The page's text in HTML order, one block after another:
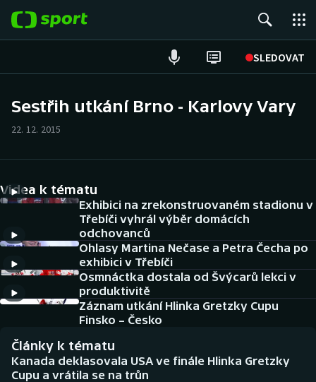
SLEDOVAT
Hokej
Tenis
Atletika
DALŠÍ SPORTY
Americký fotbal
Baseball a softbal
Basketbal
NEPŘEHLÉDNĚTE
Historické návraty
Sestřih utkání Brno - Karlovy Vary
22. 12. 2015
Videa k tématu
Exhibici na zrekonstruovaném stadionu v
Třebíči vyhrál výběr domácích
odchovanců
Ohlasy Martina Nečase a Petra Čecha po
exhibici v Třebíči
Osmnáctka dostala od Švýcarů lekci v
produktivitě
Záznam utkání Hlinka Gretzky Cupu
Finsko – Česko
Články k tématu
Kanada deklasovala USA ve finále Hlinka Gretzky
Cupu a vrátila se na trůn